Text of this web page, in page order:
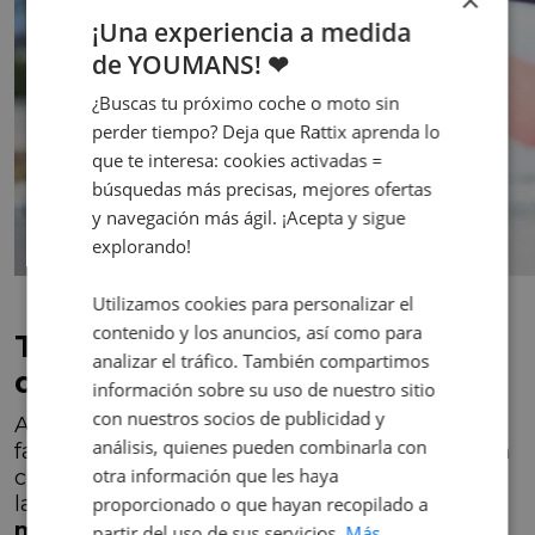
Tamaño de la batería y cable
de carga: influyentes clave
Además de la potencia del cargador, otros
factores determinan el tiempo de carga de un
coche eléctrico. Uno de ellos es el tamaño de
la batería.A mayor capacidad de la batería,
más tiempo de espera, pero también se
¡Una experiencia a medida
de YOUMANS! ❤
¿Buscas tu próximo coche o moto sin
perder tiempo? Deja que Rattix aprenda lo
que te interesa: cookies activadas =
búsquedas más precisas, mejores ofertas
y navegación más ágil. ¡Acepta y sigue
explorando!
Utilizamos cookies para personalizar el
contenido y los anuncios, así como para
analizar el tráfico. También compartimos
información sobre su uso de nuestro sitio
con nuestros socios de publicidad y
análisis, quienes pueden combinarla con
otra información que les haya
proporcionado o que hayan recopilado a